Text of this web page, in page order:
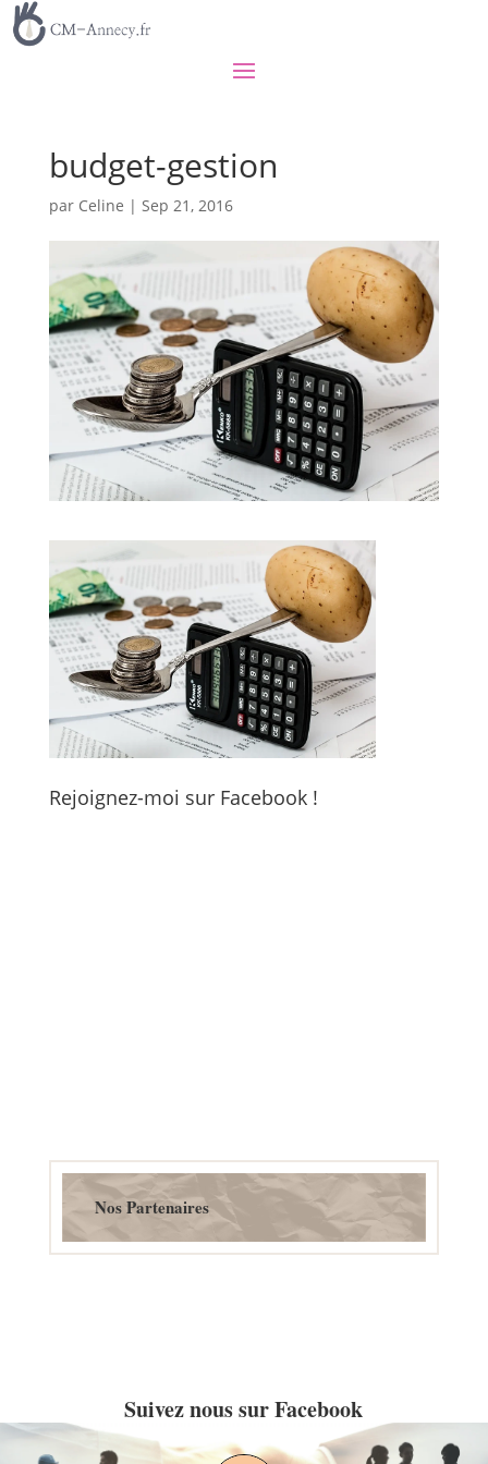
budget-gestion
par Celine | Sep 21, 2016
Rejoignez-moi sur Facebook !
Nos Partenaires
Suivez nous sur Facebook